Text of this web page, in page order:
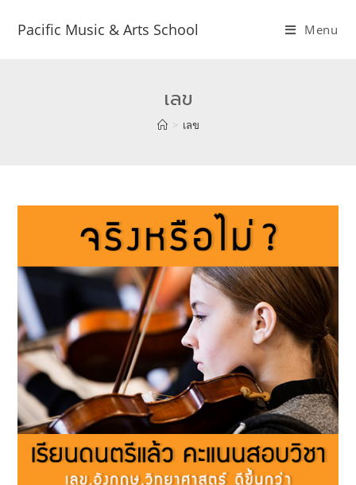
Pacific Music & Arts School Menu
เลข
> เลข